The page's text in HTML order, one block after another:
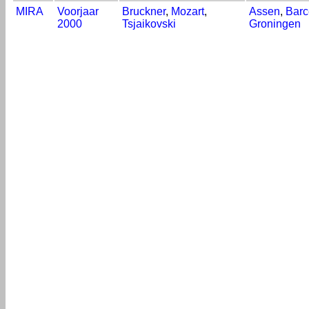
MIRA
Voorjaar
2000
Bruckner, Mozart,
Tsjaikovski
Assen,
Groningen